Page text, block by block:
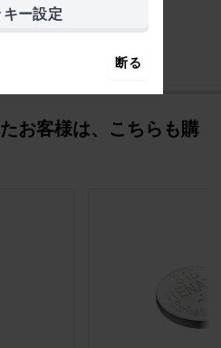
お客様は、こちらも購
ー設定
断る